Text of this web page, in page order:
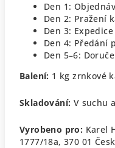
Den 1:
Den 2: Pražení
Den 3:
Den 4: Předání
Den 5–6:
Balení: 1 kg zrnkové
Skladování: V suchu
Vyrobeno pro: Karel
1777/18a, 370 01